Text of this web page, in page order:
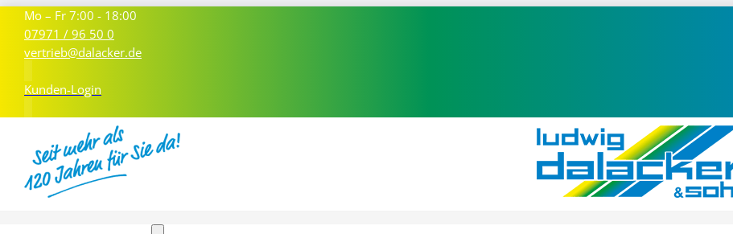
Mo – Fr 7:00 - 18:00
07971 / 96 50 0
vertrieb@dalacker.de
Kunden-Login